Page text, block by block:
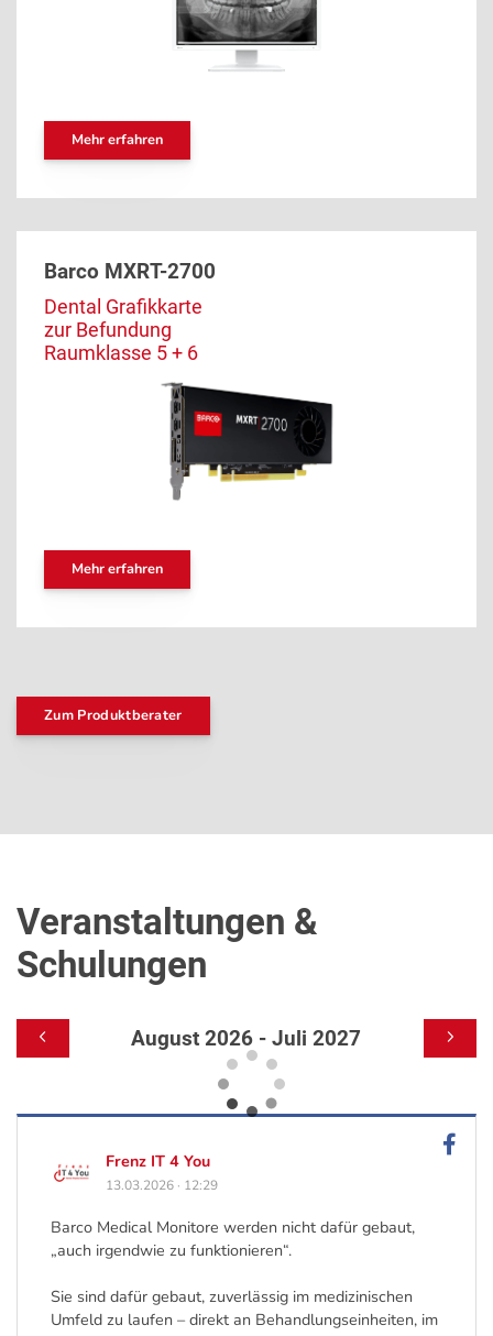
Mehr erfahren
Barco MXRT-2700
Dental Grafikkarte
zur Befundung
Raumklasse 5 + 6
Mehr erfahren
Zum Produktberater
Veranstaltungen &
Schulungen
August 2026 - Juli 2027
Frenz IT 4 You
13.03.2026 · 12:29
Barco Medical Monitore werden nicht dafür gebaut,
„auch irgendwie zu funktionieren“.
Sie sind dafür gebaut, zuverlässig im medizinischen
Umfeld zu laufen – direkt an Behandlungseinheiten, im